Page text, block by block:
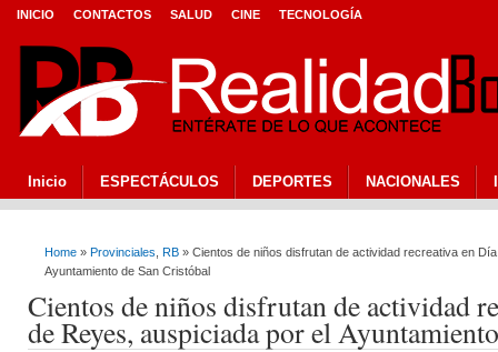
INICIO CONTACTOS SALUD CINE TECNOLOGÍA
Inicio ESPECTÁCULOS DEPORTES NACIONALES
Home » Provinciales RB » Cientos de niños disfrutan de actividad recreativa en
Ayuntamiento de San Cristóbal
Cientos de niños disfrutan de actividad
de Reyes, auspiciada por el